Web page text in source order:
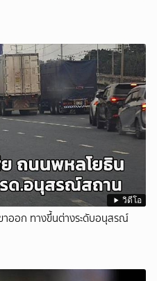
วิดีโอ
ออก ทางขึ้นต่างระดับอนุสรณ์